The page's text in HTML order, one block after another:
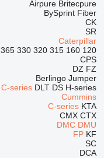
Airpure Britecpure
BySprint Fiber
CK
SR
Caterpillar
120
160
315
320
330
365
CPS
DZ FZ
Berlingo Jumper
C-series DLT DS H-series
Cummins
C-series KTA
CMX CTX
DMC DMU
FP KF
SC
DCA